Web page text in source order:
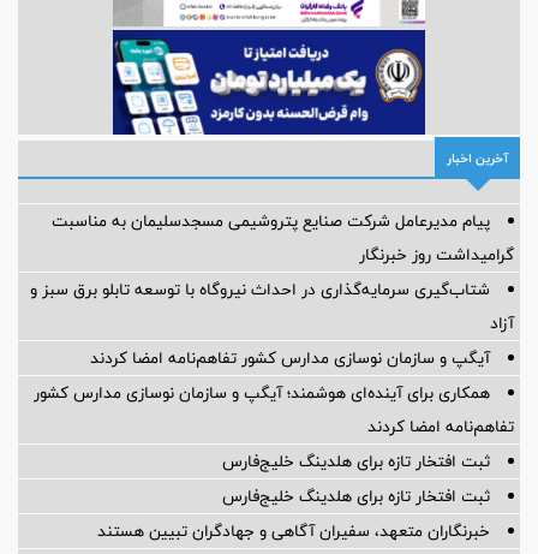
آخرین اخبار
پیام مدیرعامل شركت صنایع پتروشیمی مسجدسلیمان به مناسبت
گرامیداشت روز خبرنگار
شتاب‌گیری سرمایه‌گذاری در احداث نیروگاه با توسعه تابلو برق سبز و
آزاد
آیگپ و سازمان نوسازی مدارس کشور تفاهم‌نامه امضا کردند
همکاری برای آینده‌ای هوشمند؛ آیگپ و سازمان نوسازی مدارس کشور
تفاهم‌نامه امضا کردند
ثبت افتخار تازه برای هلدینگ خلیج‌فارس
ثبت افتخار تازه برای هلدینگ خلیج‌فارس
خبرنگاران متعهد، سفیران آگاهی و جهادگران تبیین هستند